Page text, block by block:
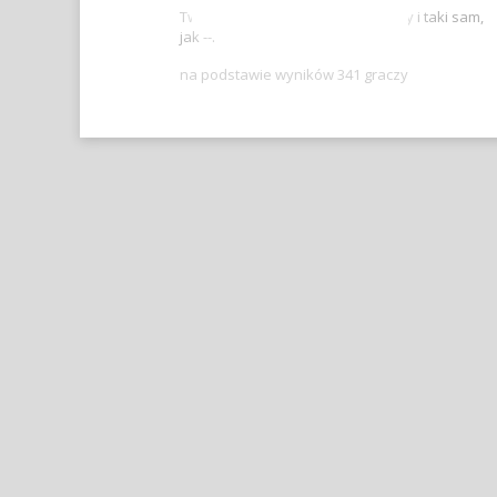
Twój wynik jest lepszy, niż -- graczy i taki sam,
jak --.
na podstawie wyników 341 graczy